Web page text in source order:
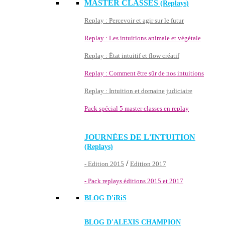
MASTER CLASSES (Replays)
Replay : Percevoir et agir sur le futur
Replay : Les intuitions animale et végétale
Replay : État intuitif et flow créatif
Replay : Comment être sûr de nos intuitions
Replay : Intuition et domaine judiciaire
Pack spécial 5 master classes en replay
JOURNÉES DE L'INTUITION
(Replays)
- Edition 2015 / Edition 2017
- Pack replays éditions 2015 et 2017
BLOG D'iRiS
BLOG D'ALEXIS CHAMPION